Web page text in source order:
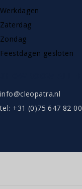
Werkdagen
Zaterdag
Zondag
Feestdagen gesloten
info@cleopatra.nl
tel: +31 (0)75 647 82 00